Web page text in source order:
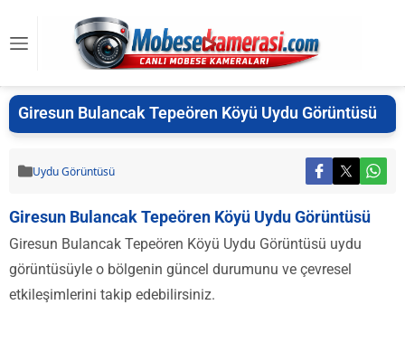
Giresun Bulancak Tepeören Köyü Uydu Görüntüsü
Uydu Görüntüsü
Giresun Bulancak Tepeören Köyü Uydu Görüntüsü
Giresun Bulancak Tepeören Köyü Uydu Görüntüsü uydu
görüntüsüyle o bölgenin güncel durumunu ve çevresel
etkileşimlerini takip edebilirsiniz.